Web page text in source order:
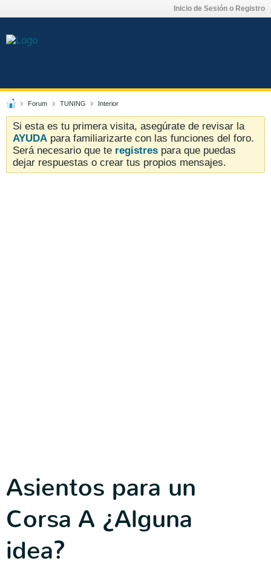
Inicio de Sesión o Registro
Forum TUNING Interior
Si esta es tu primera visita, asegúrate de revisar la
AYUDA para familiarizarte con las funciones del foro.
Será necesario que te registres para que puedas
dejar respuestas o crear tus propios mensajes.
Asientos para un
Corsa A ¿Alguna
idea?